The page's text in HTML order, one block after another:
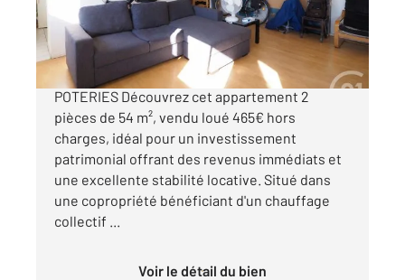
82 000 €
INVESTISSEMENT LOCATIF - STRASBOURG
POTERIES Découvrez cet appartement 2
pièces de 54 m², vendu loué 465€ hors
charges, idéal pour un investissement
patrimonial offrant des revenus immédiats et
une excellente stabilité locative. Situé dans
une copropriété bénéficiant d'un chauffage
collectif ...
Voir le détail du bien